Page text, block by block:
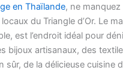
en Thaïlande, ne
du Triangle d’Or. Le
est l’endroit idéal pour
bijoux artisanaux, des
sûr, de la délicieuse cuisine